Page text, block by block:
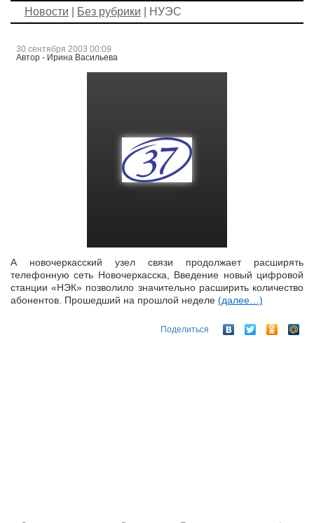
Новости Без рубрики | НУЭС
30 сентября 2003 00:09
Автор - Ирина Васильева
А новочеркасский узел связи продолжает расширять
телефонную сеть Новочеркасска, Введение новый цифровой
станции «НЭК» позволило значительно расширить количество
абонентов. Прошедший на прошлой неделе (далее…)
Поделиться